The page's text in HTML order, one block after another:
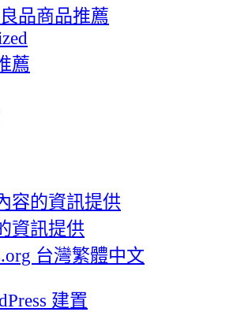
品商品推薦
薦
容的資訊提供
資訊提供
台灣繁體中文
建置